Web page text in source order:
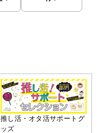
推し活・オタ活サポートグ
ッズ